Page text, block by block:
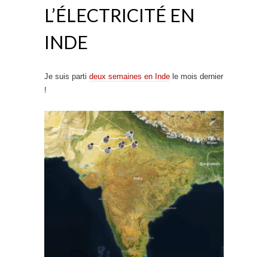
L’ÉLECTRICITÉ EN
INDE
Je suis parti deux semaines en Inde le mois dernier
!